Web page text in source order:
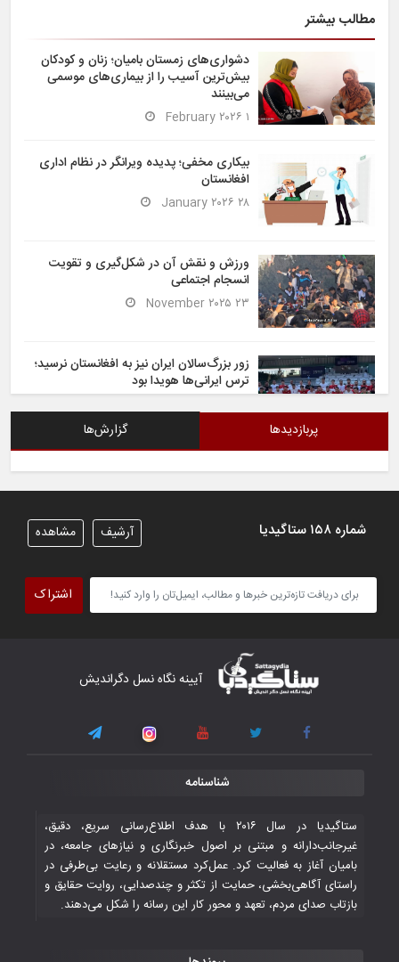
مطالب بیشتر
دشواری‌های زمستان بامیان؛ زنان و کودکان
بیش‌ترین آسیب را از بیماری‌های موسمی
می‌بینند
۱ February ۲۰۲۶
بیکاری مخفی؛ پدیده ویرانگر در نظام اداری
افغانستان
۲۸ January ۲۰۲۶
ورزش و نقش آن در شکل‌گیری و تقویت
انسجام اجتماعی
۲۳ November ۲۰۲۵
زور بزرگ‌سالان ایران نیز به افغانستان نرسید؛
ترس ایرانی‌ها هویدا بود
پیروزی قاطع در برابر تاجیکستان محکم
برداشت
کار دشوار تیم ملی فوتسال افغانستان در
گروه مرگ بازی‌های همبستگی کشورهای
اسلامی
تاریخی ایران
جوانان فوتسالیست کشور با گلباران تایلند به
فینال رفتند
۲۸ October ۲۰۲۵
پربازدیدها گزارش‌ها
شماره ۱۵۸ ستاگیدیا مشاهده آرشیف
اشتراک
آیینه نگاه نسل دگراندیش
شناسنامه
ستاگیدیا در سال ۲۰۱۶ با هدف اطلاع‌رسانی سریع، دقیق،
غیرجانب‌دارانه و مبتنی بر اصول خبرنگاری و نیازهای جامعه، در
بامیان آغاز به فعالیت کرد. عمل‌کرد مستقلانه و رعایت بی‌طرفی در
راستای آگاهی‌بخشی، حمایت از تکثر و چندصدایی، روایت حقایق و
بازتاب صدای مردم، تعهد و محور کار این رسانه را شکل می‌دهند.